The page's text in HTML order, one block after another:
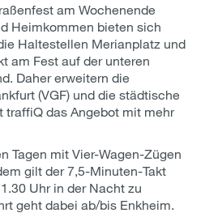
am Wochenende
Heimkommen bieten sich
Haltestellen Merianplatz und
am Fest auf der unteren
Daher erweitern die
(VGF) und die städtische
traffiQ das Angebot mit mehr
Tagen mit Vier-Wagen-Zügen
gilt der 7,5-Minuten-Takt
Uhr in der Nacht zu
geht dabei ab/bis Enkheim.